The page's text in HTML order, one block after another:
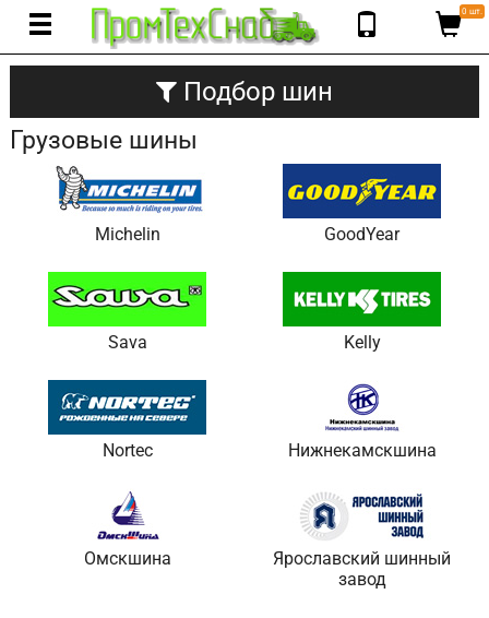
0 шт.
Подбор шин
Грузовые шины
Michelin GoodYear
Sava Kelly
Nortec Нижнекамскшина
Омскшина
Ярославский шинный
завод